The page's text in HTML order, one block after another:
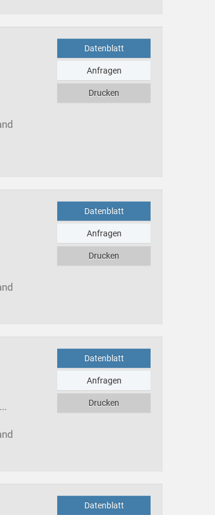
Datenblatt
Anfragen
Drucken
Datenblatt
Anfragen
Drucken
Datenblatt
Anfragen
Drucken
Datenblatt